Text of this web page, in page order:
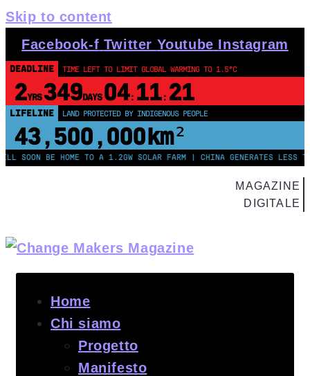
Skip to content
Facebook-f Twitter Youtube Instagram
DEADLINE TIME LEFT TO LIMIT GLOBAL WARMING TO 1.5°C
2YRS349DAYS 04: 11: 20
LIFELINE LOSS & DAMAGE OWED BY G7 NATIONS
$13 .83045915
BE HOME TO A 1.2GW SOLAR FARM | CHINA GENERATES LESS THAN
MAGAZINE
DIGITALE
Home
Chi siamo
Progetto
Manifesto